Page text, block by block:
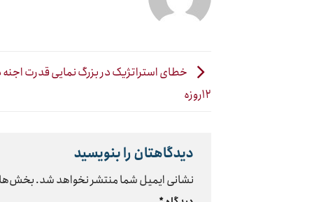
خطای استراتژیک در بزرگ نمایی قدرت
۱۲روزه
دیدگاهتان را بنویسید
نشانی ایمیل شما منتشر نخواهد شد.